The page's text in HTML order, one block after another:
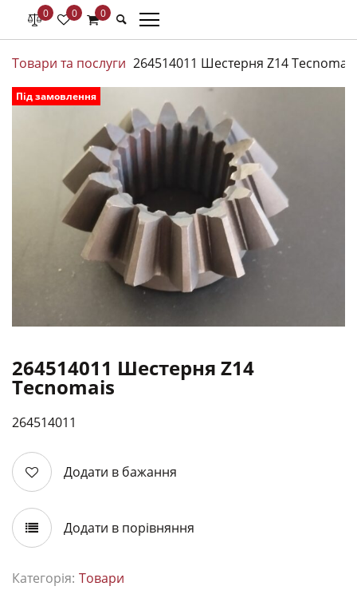
0 0 0
Товари та послуги 264514011 Шестерня Z14 Tecnomais
Під замовлення
264514011 Шестерня Z14
Tecnomais
264514011
Додати в бажання
Додати в порівняння
Категорія: Товари